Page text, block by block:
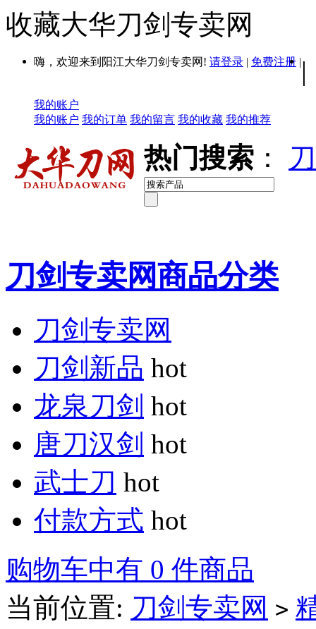
收藏大华刀剑专卖网
嗨，欢迎来到阳江大华刀剑专卖网! 请登录 | 免费注册 | |
我的账户
我的账户 我的订单 我的留言 我的收藏 我的推荐
热门搜索 ：
刀剑专卖网商品分类
刀剑专卖网
刀剑新品 hot
龙泉刀剑 hot
唐刀汉剑 hot
武士刀 hot
付款方式 hot
购物车中有 0 件商品
当前位置: 刀剑专卖网 >